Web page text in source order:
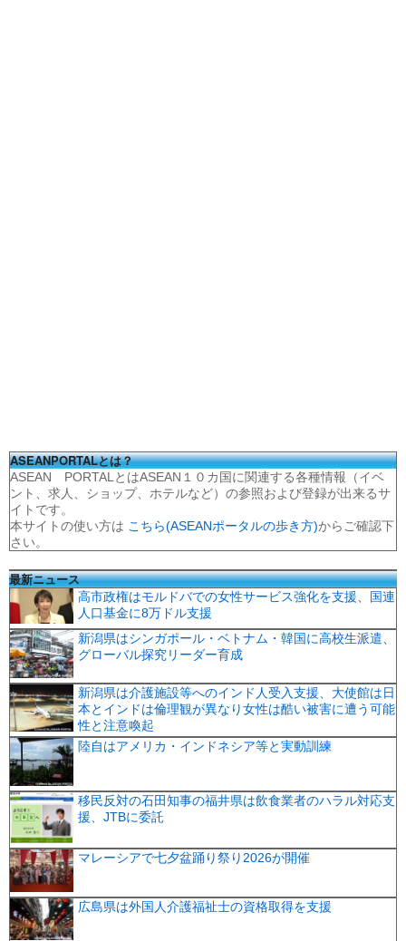
ASEANPORTALとは？
ASEAN PORTALとはASEAN１０カ国に関連する各種情報（イベ
ント、求人、ショップ、ホテルなど）の参照および登録が出来るサ
イトです。
本サイトの使い方は こちら(ASEANポータルの歩き方)からご確認下
さい。
最新ニュース
高市政権はモルドバでの女性サービス強化を支援、国連
人口基金に8万ドル支援
新潟県はシンガポール・ベトナム・韓国に高校生派遣、
グローバル探究リーダー育成
新潟県は介護施設等へのインド人受入支援、大使館は日
本とインドは倫理観が異なり女性は酷い被害に遭う可能
性と注意喚起
陸自はアメリカ・インドネシア等と実動訓練
移民反対の石田知事の福井県は飲食業者のハラル対応支
援、JTBに委託
マレーシアで七夕盆踊り祭り2026が開催
広島県は外国人介護福祉士の資格取得を支援